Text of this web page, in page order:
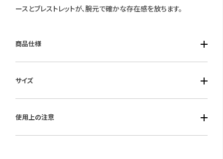
ースとブレストレットが、腕元で確かな存在感を放ちます。
商品仕様
■風防素材：カーブサファイアガラス（内面無反射コーティング）
■ベルト素材：ステンレススチール
スクリューバック・タキメーターつき・充電量表示機能・過充電防
止機能・小秒針つき・ストップウオッチ機能（1/5秒計測 60分計）・
サイズ
■重さ：161 g
■ベルト最大：197mm
使用上の注意